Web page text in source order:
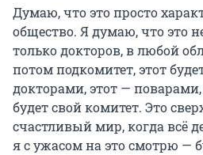
Думаю, что это просто
общество. Я думаю, что это
только докторов, в любой
потом подкомитет, этот
докторами, этот —
будет свой комитет. Это
счастливый мир, когда всё
я с ужасом на это смотрю —